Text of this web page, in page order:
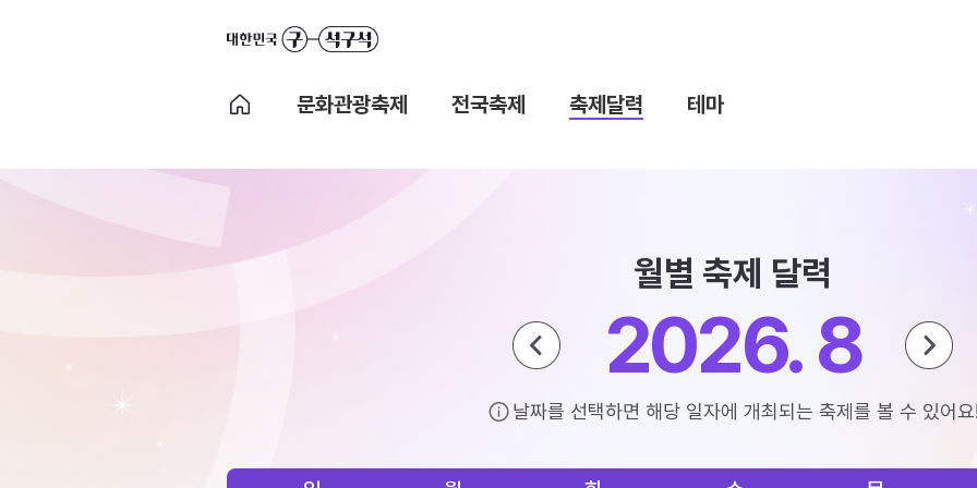
문화관광축제 전국축제 축제달력 테마
월별 축제 달력
2026. 8
날짜를 선택하면 해당 일자에 개최되는 축제를 볼 수 있어